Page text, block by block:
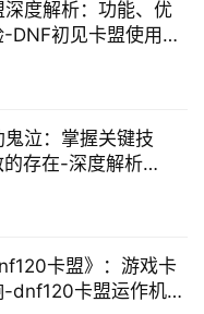
度解析：功能、优
DNF初见卡盟使用心
鬼泣：掌握关键技
存在-深度解析
卡盟》：游戏卡
dnf120卡盟运作机制